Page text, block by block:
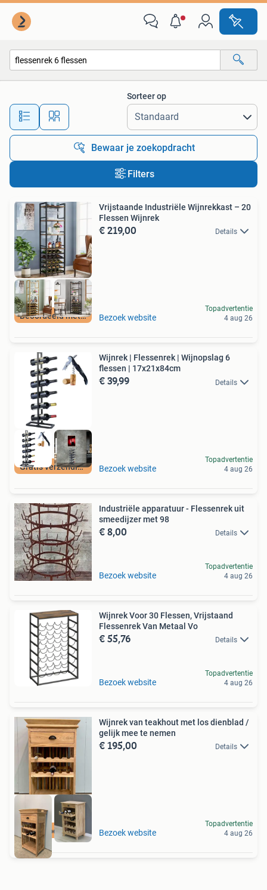
Alle afstanden…
Sorteer op
Bewaar je zoekopdracht
Filters
Beoordeeld met 9+
Vrijstaande Industriële Wijnrekkast – 20
Flessen Wijnrek
€ 219,00 Details
Bezoek website
Topadvertentie
4 aug 26
Gratis verzending
Wijnrek | Flessenrek | Wijnopslag 6
flessen | 17x21x84cm
€ 39,99 Details
Bezoek website
Topadvertentie
4 aug 26
Industriële apparatuur - Flessenrek uit
smeedijzer met 98
€ 8,00 Details
Bezoek website
Topadvertentie
4 aug 26
Wijnrek Voor 30 Flessen, Vrijstaand
Flessenrek Van Metaal Vo
€ 55,76 Details
Bezoek website
Topadvertentie
4 aug 26
Heel voordelig!
Wijnrek van teakhout met los dienblad /
gelijk mee te nemen
€ 195,00 Details
Bezoek website
Topadvertentie
4 aug 26